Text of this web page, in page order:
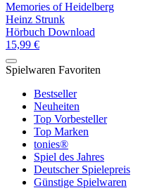
Memories of Heidelberg
Heinz Strunk
Hörbuch Download
15,99 €
Spielwaren Favoriten
Bestseller
Neuheiten
Top Vorbesteller
Top Marken
tonies®
Spiel des Jahres
Deutscher Spielepreis
Günstige Spielwaren